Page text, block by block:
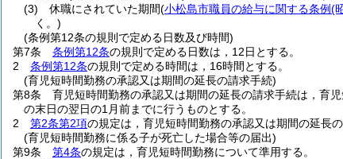
(3)
休職にされていた期間(小松島市職員の給与に関する条例(
く。)
(条例第12条の規則で定める日数及び時間)
第7条
条例第12条の規則で定める日数は，12日とする。
2
条例第12条の規則で定める時間は，16時間とする。
(育児短時間勤務の承認又は期間の延長の請求手続)
第8条
育児短時間勤務の承認又は期間の延長の請求手続は，育
の末日の翌日の1月前までに行うものとする。
2
第2条第2項の規定は，育児短時間勤務の承認又は期間の延長
(育児短時間勤務に係る子が死亡した場合等の届出)
第9条
第4条の規定は，育児短時間勤務について準用する。